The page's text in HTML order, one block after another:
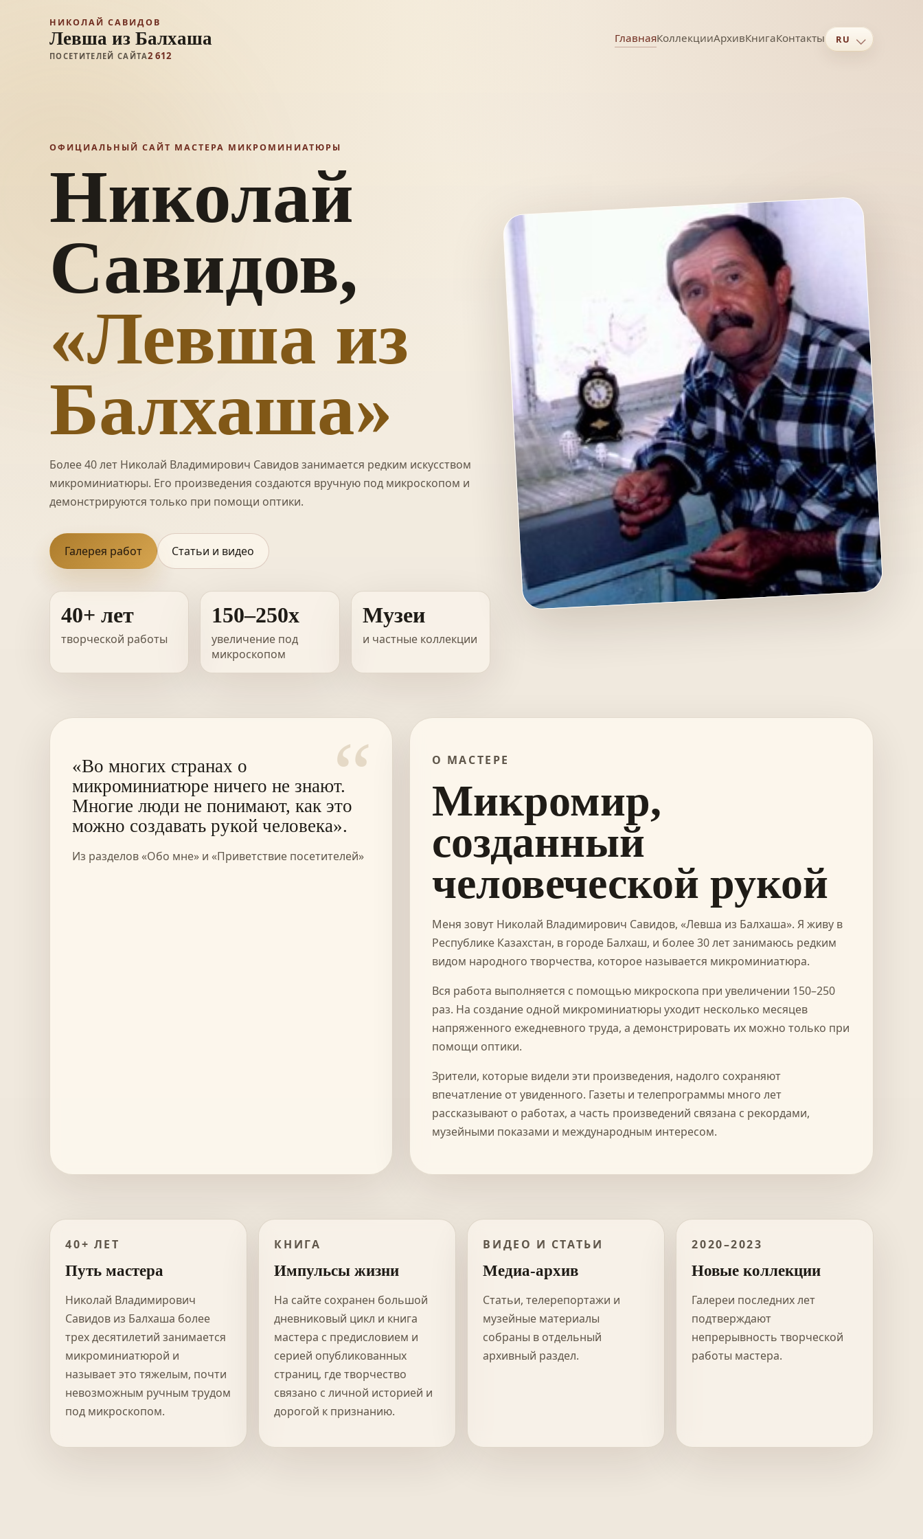
НИКОЛАЙ САВИДОВ
Левша из Балхаша
ПОСЕТИТЕЛЕЙ САЙТА2 612
ГлавнаяКоллекцииАрхивКнигаКонтакты
ОФИЦИАЛЬНЫЙ САЙТ МАСТЕРА МИКРОМИНИАТЮРЫ
Николай
Савидов,
«Левша из
Балхаша»
Более 40 лет Николай Владимирович Савидов занимается редким искусством
микроминиатюры. Его произведения создаются вручную под микроскопом и
демонстрируются только при помощи оптики.
Галерея работ Статьи и видео
40+ лет
творческой работы
150–250x
увеличение под
микроскопом
Музеи
и частные коллекции
“
«Во многих странах о
микроминиатюре ничего не знают.
Многие люди не понимают, как это
можно создавать рукой человека».
Из разделов «Обо мне» и «Приветствие посетителей»
О МАСТЕРЕ
Микромир,
созданный
человеческой рукой
Меня зовут Николай Владимирович Савидов, «Левша из Балхаша». Я живу в
Республике Казахстан, в городе Балхаш, и более 30 лет занимаюсь редким
видом народного творчества, которое называется микроминиатюра.
Вся работа выполняется с помощью микроскопа при увеличении 150–250
раз. На создание одной микроминиатюры уходит несколько месяцев
напряженного ежедневного труда, а демонстрировать их можно только при
помощи оптики.
Зрители, которые видели эти произведения, надолго сохраняют
впечатление от увиденного. Газеты и телепрограммы много лет
рассказывают о работах, а часть произведений связана с рекордами,
музейными показами и международным интересом.
40+ ЛЕТ
Путь мастера
Николай Владимирович
Савидов из Балхаша более
трех десятилетий занимается
микроминиатюрой и
называет это тяжелым, почти
невозможным ручным трудом
под микроскопом.
КНИГА
Импульсы жизни
На сайте сохранен большой
дневниковый цикл и книга
мастера с предисловием и
серией опубликованных
страниц, где творчество
связано с личной историей и
дорогой к признанию.
ВИДЕО И СТАТЬИ
Медиа-архив
Статьи, телерепортажи и
музейные материалы
собраны в отдельный
архивный раздел.
2020–2023
Новые коллекции
Галереи последних лет
подтверждают
непрерывность творческой
работы мастера.